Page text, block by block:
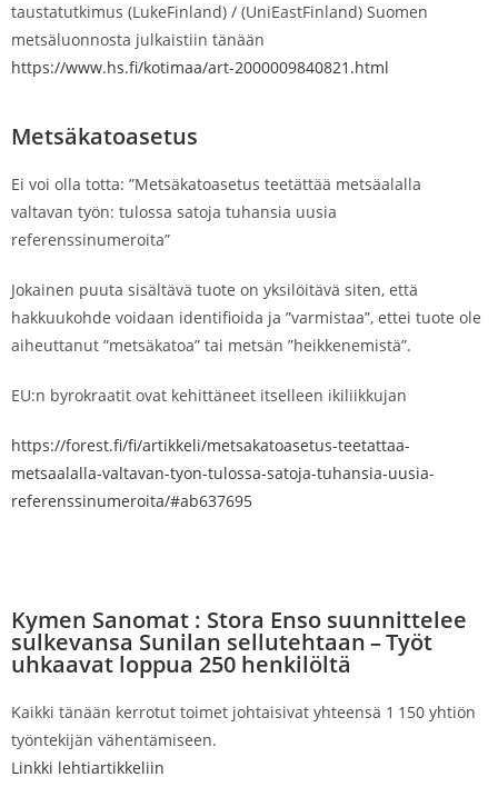
taustatutkimus (LukeFinland) / (UniEastFinland) Suomen
metsäluonnosta julkaistiin tänään
https://www.hs.fi/kotimaa/art-2000009840821.html
Metsäkatoasetus
Ei voi olla totta: ”Metsäkatoasetus teetättää metsäalalla
valtavan työn: tulossa satoja tuhansia uusia
referenssinumeroita”
Jokainen puuta sisältävä tuote on yksilöitävä siten, että
hakkuukohde voidaan identifioida ja ”varmistaa”, ettei tuote ole
aiheuttanut ”metsäkatoa” tai metsän ”heikkenemistä”.
EU:n byrokraatit ovat kehittäneet itselleen ikiliikkujan
https://forest.fi/fi/artikkeli/metsakatoasetus-teetattaa-
metsaalalla-valtavan-tyon-tulossa-satoja-tuhansia-uusia-
referenssinumeroita/#ab637695
Kymen Sanomat : Stora Enso suunnittelee
sulkevansa Sunilan sellutehtaan – Työt
uhkaavat loppua 250 henkilöltä
Kaikki tänään kerrotut toimet johtaisivat yhteensä 1 150 yhtiön
työntekijän vähentämiseen.
Linkki lehtiartikkeliin